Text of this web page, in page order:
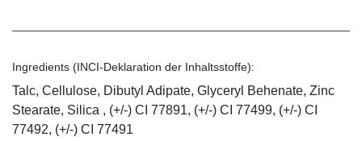
Ingredients (INCI-Deklaration der Inhaltsstoffe):
Talc, Cellulose, Dibutyl Adipate, Glyceryl Behenate, Zinc
Stearate, Silica , (+/-) CI 77891, (+/-) CI 77499, (+/-) CI
77492, (+/-) CI 77491